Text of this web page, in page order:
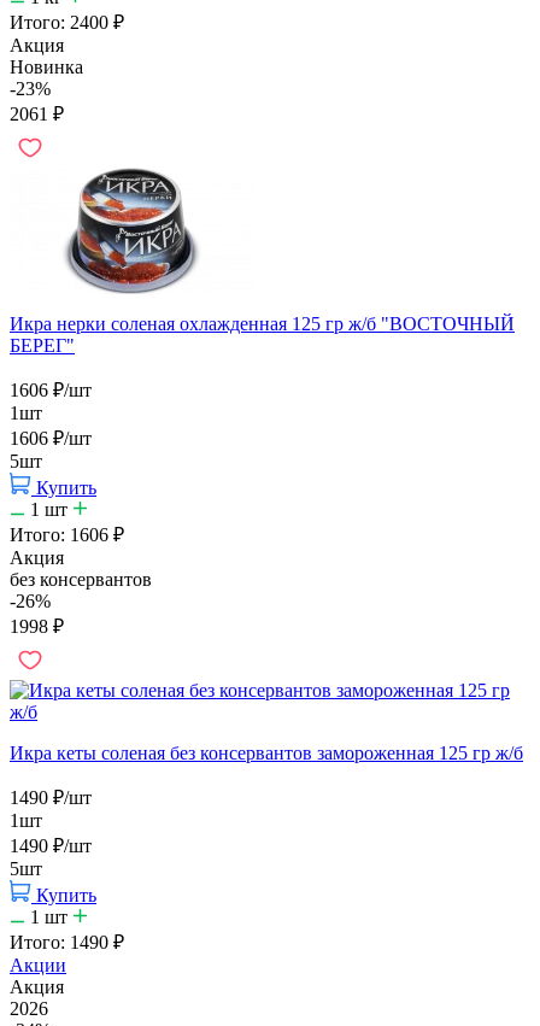
Итого: 2400 ₽
Акция
Новинка
-23%
2061 ₽
Икра нерки соленая охлажденная 125 гр ж/б "ВОСТОЧНЫЙ
БЕРЕГ"
1606 ₽/шт
1шт
1606 ₽/шт
5шт
Купить
1 шт
Итого: 1606 ₽
Акция
без консервантов
-26%
1998 ₽
Икра кеты соленая без консервантов замороженная 125 гр ж/б
1490 ₽/шт
1шт
1490 ₽/шт
5шт
Купить
1 шт
Итого: 1490 ₽
Акции
Акция
2026